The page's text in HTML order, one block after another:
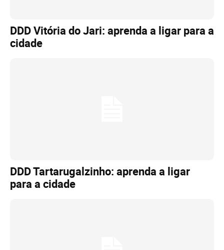
DDD Vitória do Jari: aprenda a ligar para a
cidade
DDD Tartarugalzinho: aprenda a ligar
para a cidade